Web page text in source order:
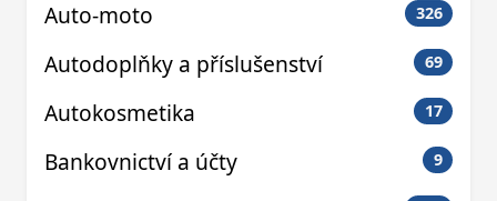
Auto-moto 326
Autodoplňky a příslušenství 69
Autokosmetika 17
Bankovnictví a účty 9